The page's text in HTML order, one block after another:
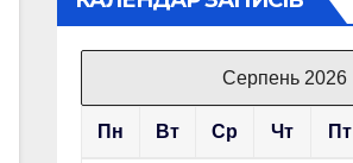
Серпень 2026
Пн Вт Ср Чт Пт